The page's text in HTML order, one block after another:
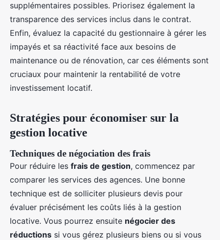
supplémentaires possibles. Priorisez également la
transparence des services inclus dans le contrat.
Enfin, évaluez la capacité du gestionnaire à gérer les
impayés et sa réactivité face aux besoins de
maintenance ou de rénovation, car ces éléments sont
cruciaux pour maintenir la rentabilité de votre
investissement locatif.
Stratégies pour économiser sur la
gestion locative
Techniques de négociation des frais
Pour réduire les frais de gestion, commencez par
comparer les services des agences. Une bonne
technique est de solliciter plusieurs devis pour
évaluer précisément les coûts liés à la gestion
locative. Vous pourrez ensuite négocier des
réductions si vous gérez plusieurs biens ou si vous